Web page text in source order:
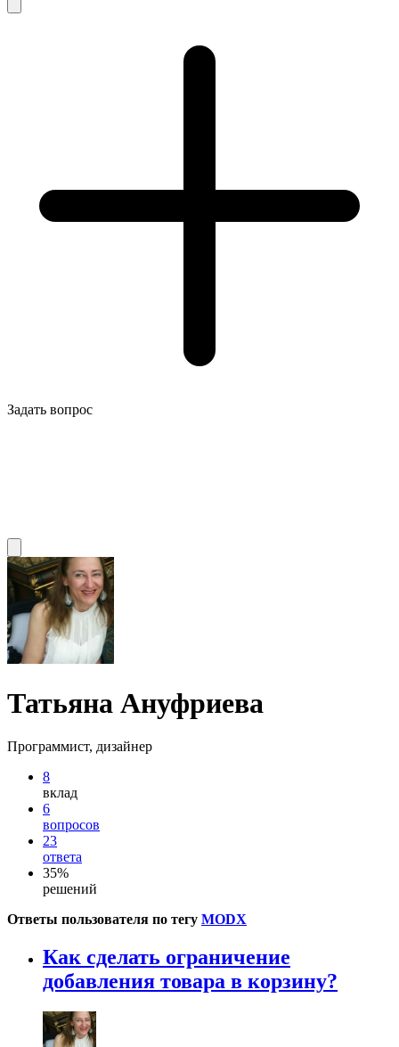
Задать вопрос
Татьяна Ануфриева
Программист, дизайнер
8
вклад
6
вопросов
23
ответа
35%
решений
Ответы пользователя по тегу MODX
Как сделать ограничение
добавления товара в корзину?